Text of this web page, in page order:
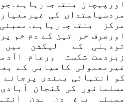
اورپہچان
مردسیاستداں کی
مرکز
اورصرف خواتین کے دم خم
تودہلی کے الیکشن میں
زبردست شکست اورعام
غیرمعمولی کامیابی کے
کو انتہائی بلندی پرجانے
مسلمانوں کی گنجان
ممبئی باغ دن بدن